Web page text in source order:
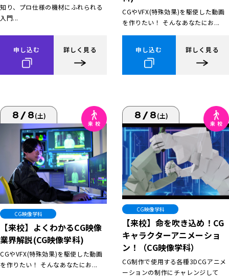
知り、プロ仕様の機材にふれられる
入門...
申し込む 詳しく見る
CGやVFX(特殊効果)を駆使した動画
を作りたい！ そんなあなたにお...
申し込む 詳しく見る
8/8(土)
CG映像学科
【来校】よくわかるCG映像
業界解説(CG映像学科)
CGやVFX(特殊効果)を駆使した動画
を作りたい！ そんなあなたにお...
8/8(土)
CG映像学科
【来校】命を吹き込め！CG
キャラクターアニメーショ
ン！（CG映像学科）
CG制作で使用する各種3DCGアニメ
ーションの制作にチャレンジして